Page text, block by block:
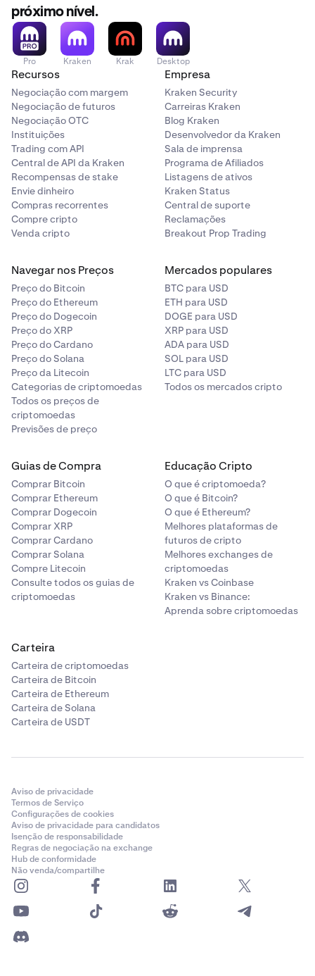
próximo nível.
Pro Kraken Krak Desktop
Recursos
Negociação com margem
Negociação de futuros
Negociação OTC
Instituições
Trading com API
Central de API da Kraken
Recompensas de stake
Envie dinheiro
Compras recorrentes
Compre cripto
Venda cripto
Empresa
Kraken Security
Carreiras Kraken
Blog Kraken
Desenvolvedor da Kraken
Sala de imprensa
Programa de Afiliados
Listagens de ativos
Kraken Status
Central de suporte
Reclamações
Breakout Prop Trading
Navegar nos Preços
Preço do Bitcoin
Preço do Ethereum
Preço do Dogecoin
Preço do XRP
Preço do Cardano
Preço do Solana
Preço da Litecoin
Categorias de criptomoedas
Todos os preços de
criptomoedas
Previsões de preço
Mercados populares
BTC para USD
ETH para USD
DOGE para USD
XRP para USD
ADA para USD
SOL para USD
LTC para USD
Todos os mercados cripto
Guias de Compra
Comprar Bitcoin
Comprar Ethereum
Comprar Dogecoin
Comprar XRP
Comprar Cardano
Comprar Solana
Compre Litecoin
Consulte todos os guias de
criptomoedas
Educação Cripto
O que é criptomoeda?
O que é Bitcoin?
O que é Ethereum?
Melhores plataformas de
futuros de cripto
Melhores exchanges de
criptomoedas
Kraken vs Coinbase
Kraken vs Binance:
Aprenda sobre criptomoedas
Carteira
Carteira de criptomoedas
Carteira de Bitcoin
Carteira de Ethereum
Carteira de Solana
Carteira de USDT
Aviso de privacidade
Termos de Serviço
Configurações de cookies
Aviso de privacidade para candidatos
Isenção de responsabilidade
Regras de negociação na exchange
Hub de conformidade
Não venda/compartilhe